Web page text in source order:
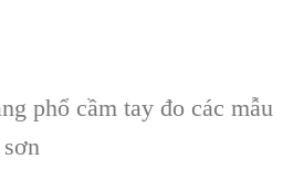
phổ cầm tay đo các mẫu